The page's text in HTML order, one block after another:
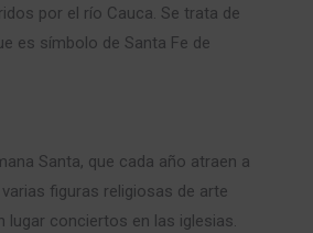
por el río Cauca. Se trata de
es símbolo de Santa Fe de
Santa, que cada año atraen a
figuras religiosas de arte
conciertos en las iglesias.